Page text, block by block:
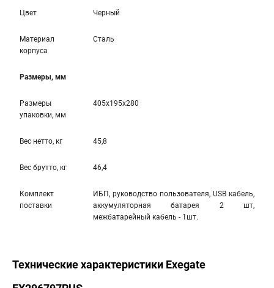
Цвет Черный
Материал
корпуса
Сталь
Размеры, мм
Размеры
упаковки, мм
405x195x280
Вес нетто, кг 45,8
Вес брутто, кг 46,4
Комплект
поставки
ИБП, руководство пользователя, USB кабель,
аккумуляторная батарея 2 шт,
межбатарейный кабель - 1шт.
Технические характеристики Exegate